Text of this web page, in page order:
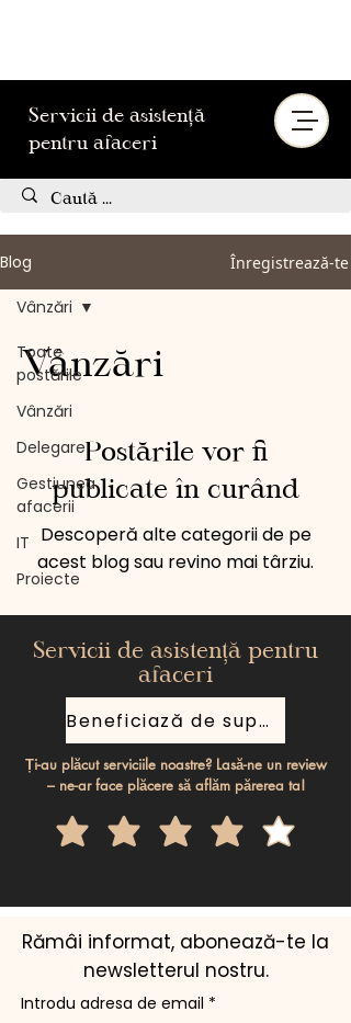
Servicii de asistență
pentru afaceri
Blog Înregistrează-te
Toate
postările
Vânzări
Delegare
Gestiunea
afacerii
IT
Proiecte
Vânzări
Vânzări
Postările vor fi
publicate în curând
Descoperă alte categorii de pe
acest blog sau revino mai târziu.
Servicii de asistență pentru
afaceri
Beneficiază de suport gratuit
Ți-au plăcut serviciile noastre? Lasă-ne un review
– ne-ar face plăcere să aflăm părerea ta!
Rămâi informat, abonează-te la
newsletterul nostru.
Introdu adresa de email